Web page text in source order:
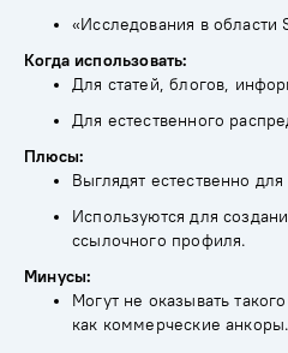
«Исследования в области
Когда использовать:
Для статей, блогов,
Для естественного
Плюсы:
Выглядят естественно
Используются для
ссылочного профиля.
Минусы:
Могут не оказывать
как коммерческие анкоры.